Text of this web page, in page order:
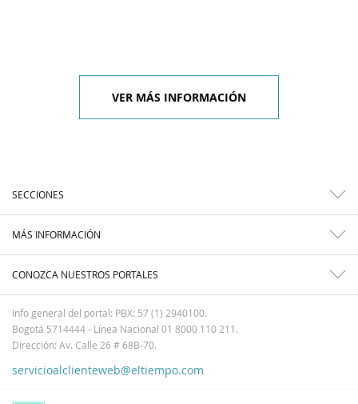
VER MÁS INFORMACIÓN
SECCIONES
MÁS INFORMACIÓN
CONOZCA NUESTROS PORTALES
Info general del portal: PBX: 57 (1) 2940100.
Bogotá 5714444 - Línea Nacional 01 8000 110 211.
Dirección: Av. Calle 26 # 68B-70.
servicioalclienteweb@eltiempo.com